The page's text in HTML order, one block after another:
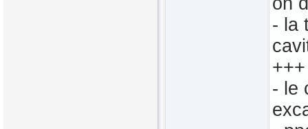
- la
+++
- le